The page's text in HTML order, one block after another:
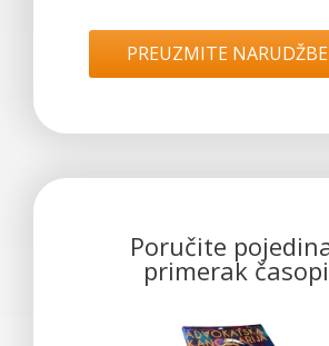
PREUZMITE
Poručite
primerak